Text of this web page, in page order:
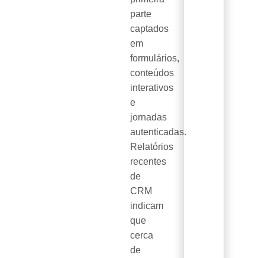
parte
captados
em
formulários,
conteúdos
interativos
e
jornadas
autenticadas.
Relatórios
recentes
de
CRM
indicam
que
cerca
de